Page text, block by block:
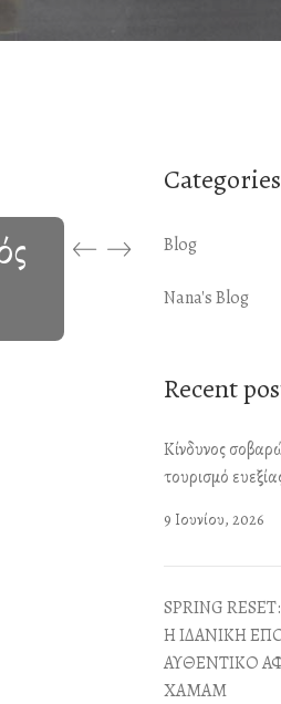
Categories
Blog
Nana's Blog
Recent
Κίνδυνος
τουρισμό
9 Ιουνίου, 2026
SPRING
Η ΙΔΑΝΙΚΗ
ΑΥΘΕΝΤΙΚΟ
ΧΑΜΑΜ